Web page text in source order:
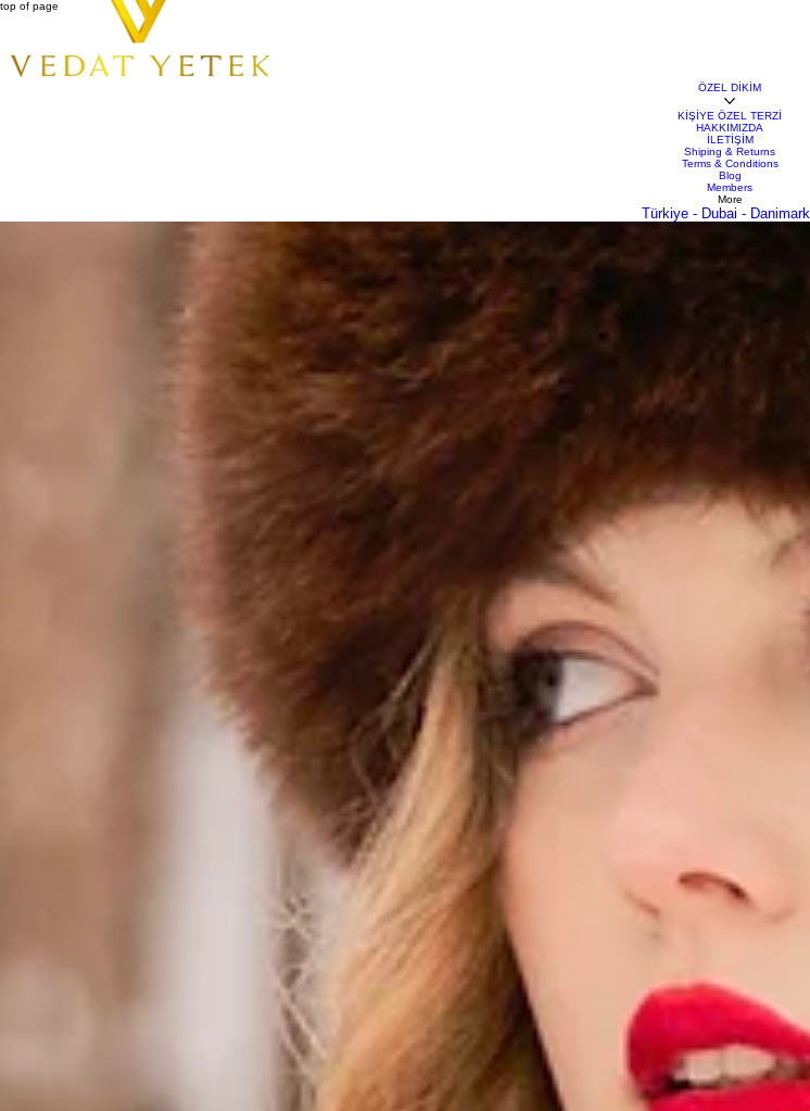
top of page
ÖZEL DİKİM
KİŞİYE ÖZEL TERZİ
HAKKIMIZDA
İLETİŞİM
Shiping & Returns
Terms & Conditions
Blog
Members
More
Türkiye - Dubai -
Kişiye Özel Terzi ile Kış Modası: Kendi Tarzınızı Yaratın!
Kış ayları geldiğinde, insanların giyim tercihleri değişir ve sıcak tutacak, şık parçalar arayışına gireriz. Ancak, her kış mevsiminde kullanılan kıyafetler
seçenek sunar. Peki, kış modasında kişiye özel terzinin önemi nedir, nasıl faydalanabiliriz? Gelin, bu sorulara derinlemesine bir yanıt bulalım.
Kişiye özel terzi, her bireyin vücut ölçülerine ve stiline göre tasarlanan kıyafetlerin üretiminde uzmanlaşmış profesyonellerdir. Bu terzilik türü, standart bedenlerin
ama aynı zamanda estetik görünümlü parçalar tercih edildiği için, kişiye özel terzi ile yapılan kıyafetler daha da ön plana çıkmaktadır.
Her kış mevsiminde farklı stiller öne çıkarken, kişiye özel giysiler bu trendlere uyum sağlama konusunda büyük avantaj sunar. İşte dikkat çeken bazı kış modası
Kalın Dış Giyim: Şıklığınızı artıracak modern kabanlar ve montlar, kişiye özel terzi tarafından dikildiğinde tam vücut ölçülerinize göre oturur.
Özel Dikim Gömlekler: Kış aylarında kat kat giyinmek vazgeçilmez olsa da, vücut tipinize uygun kesimlerle stilinizi de korumak mümkün.
Sakalı Cloaklar: Kışın soğuğuna karşı korurken, dikkat çekici ve modern bir görünüm sağlarlar. Kişiye özel terzi, bu tarz ürünlerin her ayrıntısını kişiye özel
Özel Dikim Smokin: Kış dönemi, davetler ve özel etkinlikler için de bir fırsat sunar. Kişiye özel terzi, renginden kesimine kadar her detayı ile özel dikim
Kişiye Özel Terzi ile Neler Yapılabilir?
Kış modasında kişiye özel terzi ile yapabileceğiniz pek çok seçenek bulunmaktadır. İşte zaman ve mevsim geçtikçe kendinize özel tasarlayabileceğiniz birkaç ürün:
Özel Dikim Montlar: Rahatlık ve şıklığı bir arada sunan montlar, stilinizi tamamlayacak önemli bir parça olabilir.
Özel Dikim Kazaklar: Kalın kazaklar kışın vazgeçilmezlerindendir. Kişiye özel terzi, istediğiniz renk ve modelde tasarımlar yapabilir.
Özel Dikim Pantolonlar: Vücut tipinize tam oturan pantolonlar, hem şık hem de rahat bir kullanım sunar.
Özel dikim, kişiye özgü bir deneyim sunmanın yanı sıra birçok avantaj da taşır. İşte özel dikim sürecinin dikkat çeken avantajları:
Özgünlük: Hazır kıyafetlerde bulamayacağınız tasarımlar ve detaylar, kişiye özel terzi sayesinde mümkün olur.
Mükemmel Uyum: Vücut ölçülerinize tam uyum sağlayan giysiler, görünümünüzü farklı bir boyuta taşır.
Kalite: Kişiye özel dikimde kullanılan kumaş türleri ve dikiş kalitesi genellikle standart üretimden daha iyidir.
Hangi Kumaşlar Kış Modasında Tercih Edilmeli?
Kış modası için uygun kumaş seçimi, hem konfor hem de şıklık açısından son derece önemlidir. İşte kış aylarında tercih edilen kumaş türlerinden bazıları:
Kaz Tüyü: Sıcak tutma özelliği ile bilinen bu kumaş, dış giyimde sıkça tercih edilir.
Yün: Kış giyimlerinin vazgeçilmezi olan yün, hem şık görünümü hem de izolasyon gücü ile ön plana çıkar.
Poliester: Özellikle su geçirmez özellikleri ile mont ve kabanlarda popülerdir.
Özel Terzi Seçerken Dikkat Edilmesi Gerekenler
Kişiye özel terzi seçerken dikkat etmeniz gereken belirli noktalar, beklentilerinizi karşılamak için oldukça önemlidir. İşte dikkat etmeniz gereken bazı noktalar:
Referanslar: Daha önce hangi işler yaptıklarını gözden geçirin. Müşteri yorumları size yol gösterebilir.
İletişim: Terzi ile iyi bir iletişim kurmak, istediğiniz tasarımı ortaya çıkarmak adına önemlidir.
Fiyatlandırma: Farklı terzilerdeki fiyat aralıklarını karşılaştırarak, bütçenize uygun seçeneği belirleyin.